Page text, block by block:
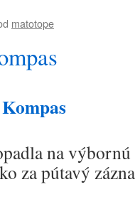
matotope
na výbornú
za pútavý